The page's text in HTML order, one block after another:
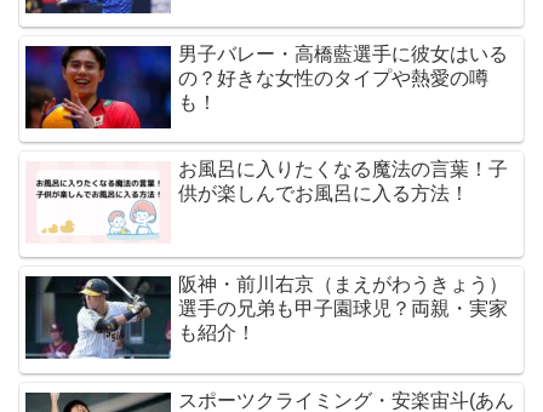
男子バレー・高橋藍選手に彼女はいる
の？好きな女性のタイプや熱愛の噂
も！
お風呂に入りたくなる魔法の言葉！子
供が楽しんでお風呂に入る方法！
阪神・前川右京（まえがわうきょう）
選手の兄弟も甲子園球児？両親・実家
も紹介！
スポーツクライミング・安楽宙斗(あん